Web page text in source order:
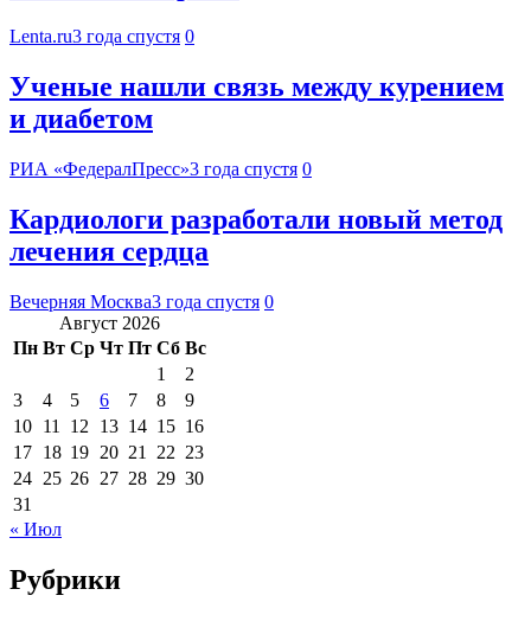
Lenta.ru3 года спустя 0
Ученые нашли связь между курением
и диабетом
РИА «ФедералПресс»3 года спустя 0
Кардиологи разработали новый метод
лечения сердца
Вечерняя Москва3 года спустя 0
Август 2026
Пн Вт Ср Чт Пт Сб Вс
1
2
3
4 5 6 7 8
9
10 11 12 13 14 15 16
17 18 19 20 21 22 23
24 25 26 27 28 29 30
31
« Июл
Рубрики